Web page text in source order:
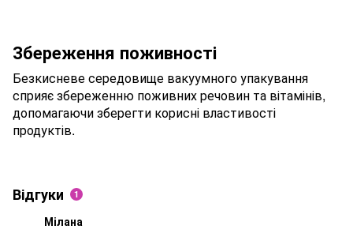
Збереження поживності
Безкисневе середовище вакуумного упакування
сприяє збереженню поживних речовин та вітамінів,
допомагаючи зберегти корисні властивості
продуктів.
Відгуки 1
Мілана